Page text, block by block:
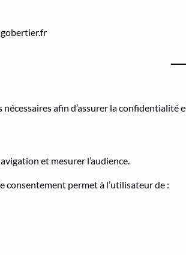
afin d’assurer la confidentialité
et mesurer l’audience.
consentement permet à l’utilisateur de :